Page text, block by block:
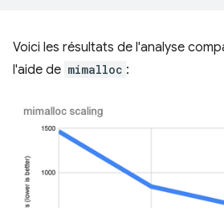
Voici les résultats de l'analyse
l'aide de mimalloc :